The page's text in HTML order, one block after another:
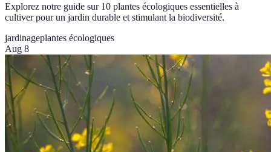
Explorez notre guide sur 10 plantes écologiques essentielles à
cultiver pour un jardin durable et stimulant la biodiversité.
jardinageplantes écologiques
Aug 8